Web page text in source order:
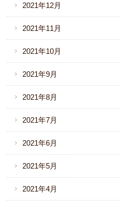
2021年12月
2021年11月
2021年10月
2021年9月
2021年8月
2021年7月
2021年6月
2021年5月
2021年4月